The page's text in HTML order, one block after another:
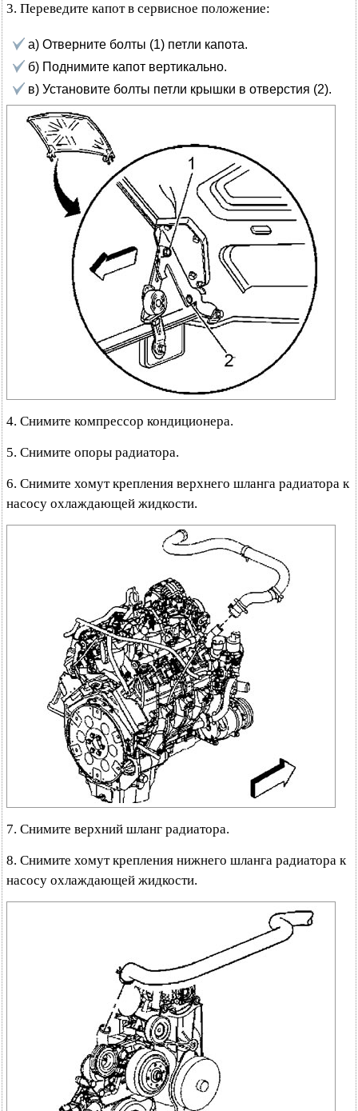
3. Переведите капот в сервисное положение:
а) Отверните болты (1) петли капота.
б) Поднимите капот вертикально.
в) Установите болты петли крышки в отверстия (2).
4. Снимите компрессор кондиционера.
5. Снимите опоры радиатора.
6. Снимите хомут крепления верхнего шланга радиатора к
насосу охлаждающей жидкости.
7. Снимите верхний шланг радиатора.
8. Снимите хомут крепления нижнего шланга радиатора к
насосу охлаждающей жидкости.